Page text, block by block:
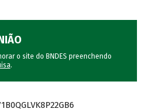
o site do BNDES preenchendo
.